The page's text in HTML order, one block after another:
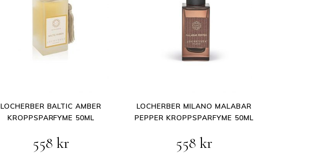
LOCHERBER BALTIC AMBER
KROPPSPARFYME 50ML
558 kr
LOCHERBER MILANO MALABAR
PEPPER KROPPSPARFYME 50ML
558 kr